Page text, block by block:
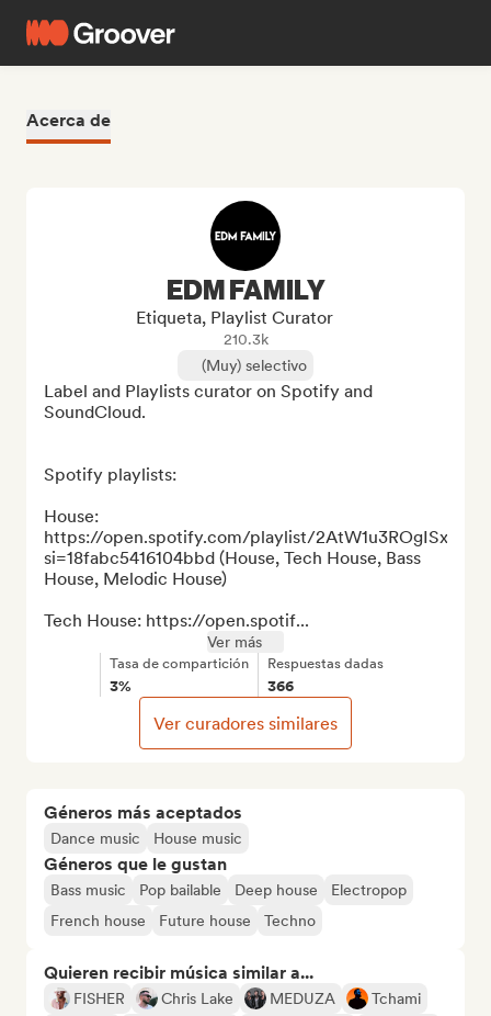
Acerca de
Géneros más aceptados
Dance music House music
Géneros que le gustan
Bass music Pop bailable Deep house
Electropop
French house
Future house Techno
Quieren recibir música similar a...
FISHER Chris Lake MEDUZA
Tchami
EDM FAMILY
Etiqueta, Playlist Curator
210.3k
(Muy) selectivo
Label and Playlists curator on Spotify and
SoundCloud.
Spotify playlists:
House:
https://open.spotify.com/playlist/
si=18fabc5416104bbd (House, Tech House, Bass
House, Melodic House)
Tech House: https://open.spotif...
Ver más
Tasa de compartición
3%
Respuestas dadas
366
Ver curadores similares